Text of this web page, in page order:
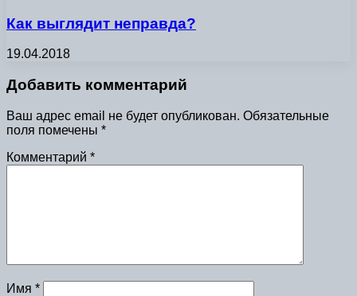
Как выглядит неправда?
19.04.2018
Добавить комментарий
Ваш адрес email не будет опубликован. Обязательные
поля помечены *
Комментарий *
Имя *